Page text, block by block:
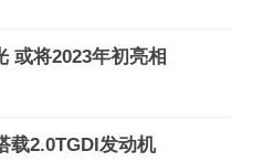
或将2023年初亮相
载2.0TGDI发动机